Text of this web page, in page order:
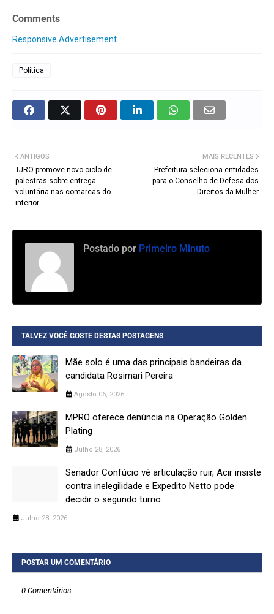
Comments
Responsive Advertisement
Política
MAIS RECENTES
Prefeitura seleciona entidades
para o Conselho de Defesa dos
Direitos da Mulher
ANTIGOS
TJRO promove novo ciclo de
palestras sobre entrega
voluntária nas comarcas do
interior
Postado por Primeiro Minuto
TALVEZ VOCÊ GOSTE DESTAS POSTAGENS
Mãe solo é uma das principais bandeiras da
candidata Rosimari Pereira
Agosto 06, 2026
MPRO oferece denúncia na Operação Golden
Plating
Julho 28, 2026
Senador Confúcio vê articulação ruir, Acir insiste
contra inelegilidade e Expedito Netto pode
decidir o segundo turno
Julho 28, 2026
POSTAR UM COMENTÁRIO
0 Comentários